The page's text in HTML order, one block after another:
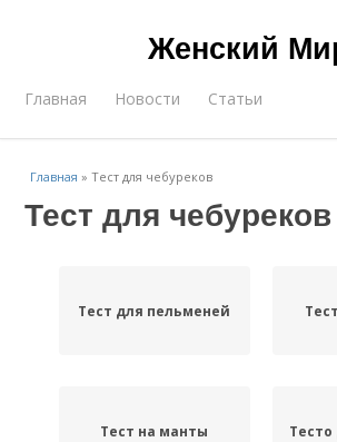
Женский
Главная Новости Статьи
Главная »Тест для чебуреков
Тест для чебуреков
Тест для пельменей
Тест на манты Тесто